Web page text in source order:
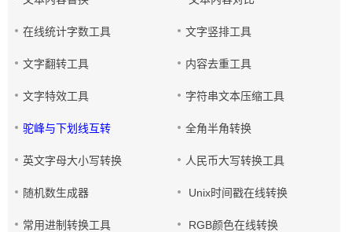
在线统计字数工具 文字竖排工具
文字翻转工具 内容去重工具
文字特效工具 字符串文本压缩工具
驼峰与下划线互转 全角半角转换
英文字母大小写转换 人民币大写转换工具
随机数生成器 Unix时间戳在线转换
常用进制转换工具 RGB颜色在线转换